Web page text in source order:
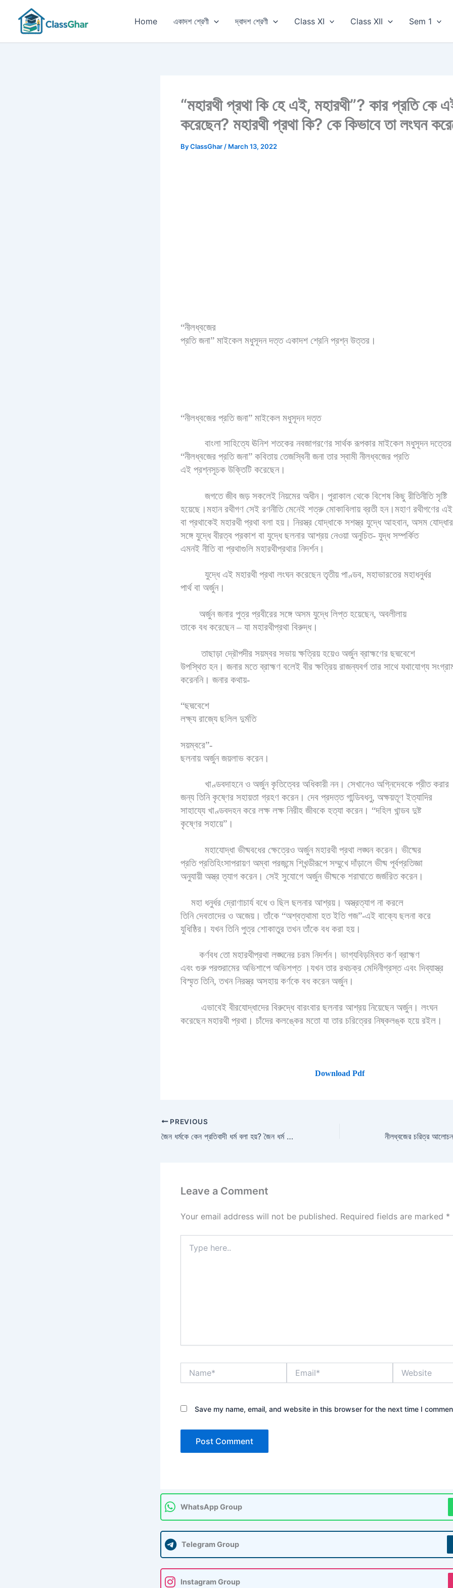
content
Home একাদশ শ্রেণী দ্বাদশ শ্রেণী Class XI Class XII Sem 1
“মহারথী প্রথা কি হে এই, মহারথী”? কার প্রতি কে
করেছেন? মহারথী প্রথা কি? কে কিভাবে তা লংঘন
ByClassGhar / March 13, 2022
“নীলধ্বজের
প্রতি জনা” মাইকেল মধুসূদন দত্ত একাদশ শ্রেনিপ্রশ্ন উত্তর।
“নীলধ্বজের প্রতি জনা” মাইকেল মধুসূদন দত্ত
বাংলা সাহিত্যে ঊনিশ শতকের নবজাগরণের সার্থক রূপকার মাইকেল মধুসূদন দত্তের
“নীলধ্বজের প্রতি জনা” কবিতায় তেজস্বিনী জনা তার স্বামী নীলধ্বজের প্রতি
এই প্রশ্নসূচক উক্তিটি করেছেন।
জগতে জীব জড় সকলেই নিয়মের অধীন। পুরাকাল থেকে বিশেষ কিছু রীতিনীতি সৃষ্টি
হয়েছে।মহান রথীগণ সেই রণনীতি মেনেই শত্রু মোকাবিলায় ব্রতী হন।মহাণ রথীগণের এই
বা প্রথাকেই মহারথী প্রথা বলা হয়। নিরস্ত্র যোদ্ধাকে সশস্ত্র যুদ্ধে আহবান, অসম যোদ্ধার
সঙ্গে যুদ্ধে বীরত্ব প্রকাশ বা যুদ্ধে ছলনার আশ্রয় নেওয়া অনুচিত- যুদ্ধ সম্পর্কিত
এমনই নীতি বা প্রথাগুলি মহারথীপ্রথার নিদর্শন।
যুদ্ধে এই মহারথী প্রথা লংঘন করেছেন তৃতীয় পাণ্ডব, মহাভারতের মহাধনুর্ধর
পার্থ বা অর্জুন।
অর্জুন জনার পুত্র প্রবীরের সঙ্গে অসম যুদ্ধে লিপ্ত হয়েছেন, অবলীলায়
তাকে বধ করেছেন – যা মহারথীপ্রথা বিরুদ্ধ।
তাছাড়া দ্রৌপদীর সয়ম্বর সভায় ক্ষত্রিয় হয়েও অর্জুন ব্রাহ্মণের ছদ্মবেশে
উপস্থিত হন। জনার মতে ব্রাহ্মণ বলেই বীর ক্ষত্রিয় রাজন্যবর্গ তার সাথে যথাযোগ্য
করেননি। জনার কথায়-
“ছদ্মবেশে
লক্ষ্য রাজ্যে ছলিল দুর্মতি
সয়ম্বরে”-
ছলনায় অর্জুন জয়লাভ করেন।
খাণ্ডবদাহনে ও অর্জুন কৃতিত্বের অধিকারী নন। সেখানেও অগ্নিদেবকে প্রীত করার
জন্য তিনি কৃষ্ণের সহায়তা গ্রহণ করেন। দেব প্রদত্ত গান্ডিবধনু, অক্ষয়তূণ ইত্যাদির
সাহায্যে খাণ্ডবদহন করে লক্ষ লক্ষ নিরীহ জীবকে হত্যা করেন। “দহিল খান্ডব দুষ্ট
কৃষ্ণের সহায়ে”।
মহাযোদ্ধা ভীষ্মবধের ক্ষেত্রেও অর্জুন মহারথী প্রথা লঙ্ঘন করেন। ভীষ্মের
প্রতি প্রতিহিংসাপরায়ণ অম্বা পরজন্মে শিখন্ডীরূপে সম্মুখে দাঁড়ালে ভীষ্ম পূর্বপ্রতিজ্ঞা
অনুযায়ী অস্ত্র ত্যাগ করেন। সেই সুযোগে অর্জুন ভীষ্মকে শরাঘাতে জর্জরিত করেন।
মহা ধনুর্ধর দ্রোণাচার্য বধে ও ছিল ছলনার আশ্রয়। অস্ত্রত্যাগ না করলে
তিনি দেবতাদের ও অজেয়। তাঁকে “অশ্বত্থামা হত ইতি গজ”-এই বাক্যে ছলনা করে
যুধিষ্ঠির। যখন তিনি পুত্র শোকাতুর তখন তাঁকে বধ করা হয়।
কর্ণবধ তো মহারথীপ্রথা লঙ্ঘনের চরম নিদর্শন। ভাগ্যবিড়ম্বিত কর্ণ ব্রাহ্মণ
এবং গুরু পরশুরামের অভিশাপে অভিশপ্ত ।যখন তার রথচক্র মেদিনীগ্রস্ত এবং দিব্যাস্ত্র
বিস্মৃত তিনি, তখন নিরস্ত্র অসহায় কর্ণকে বধ করেন অর্জুন।
এভাবেই বীরযোদ্ধাদের বিরুদ্ধে বারংবার ছলনার আশ্রয় নিয়েছেন অর্জুন। লংঘন
করেছেন মহারথী প্রথা। চাঁদের কলঙ্কের মতো যা তার চরিত্রের নিষ্কলঙ্ক হয়ে রইল।
Download Pdf
PREVIOUS
জৈন ধর্মকে কেন প্রতিবাদী ধর্ম বলা হয়? জৈন ধর্ম | Sem-1 Note PDF |
Leave a Comment
Your email address will not be published. Required fields are marked *
here..
Save my name, email, and website in this browser for the next time I
WhatsApp Group
Telegram Group
Instagram Group